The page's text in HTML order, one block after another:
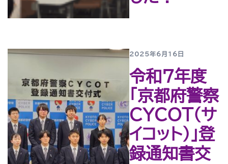
2025年6月16日
令和７年度
「京都府警察
ＣＹＣＯＴ（サ
イコット）」登
録通知書交